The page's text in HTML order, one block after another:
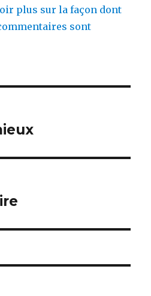
plus sur la façon dont
sont